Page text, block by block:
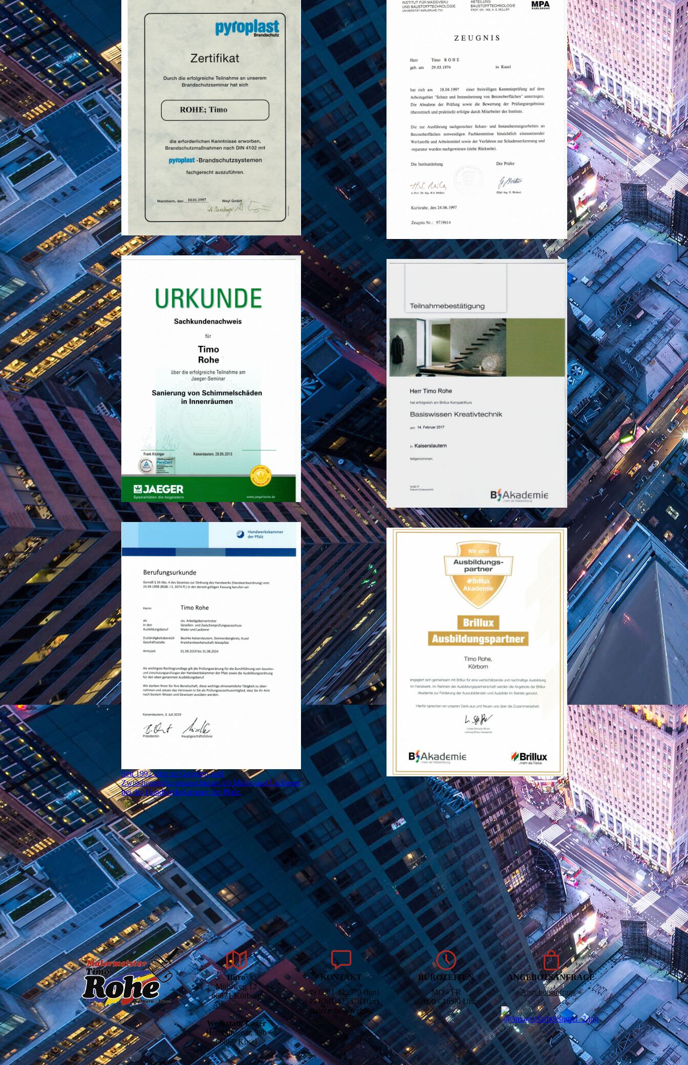
Seit 1992 tätig im Gesellen-und
Zwischenprüfungsausschusses für Maler-und Lackierer
bei der Handwerkskammer der Pfalz.
Büro
Mühlweg 12
66871 Körborn
Anfahrts­plan »
Werk­­statt/ Lager
Hom­­burgerstr. 39b
66869 Kusel
KON­TAKT
+49 6381 425379 (fon)
+49 6381 425378 (fax)
maler.rohe@web.de
Kontaktformular»
BÜRO­ZEITEN
MO - FR
08:00 - 16:00 Uhr
ANGEBOTS­ANFRAGE
Angebots­anfrage»